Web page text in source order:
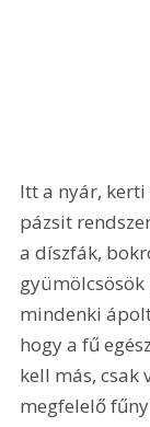
Itt a nyár,
pázsit
a díszfák,
mindenki
hogy a fű
kell más, csak
megfelelő